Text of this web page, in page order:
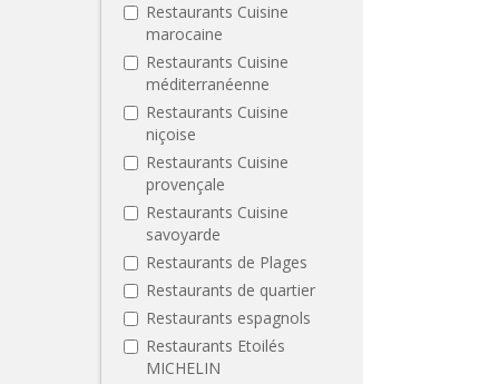
Restaurants Cuisine
marocaine
Restaurants Cuisine
méditerranéenne
Restaurants Cuisine
niçoise
Restaurants Cuisine
provençale
Restaurants Cuisine
savoyarde
Restaurants de Plages
Restaurants de quartier
Restaurants espagnols
Restaurants Etoilés
MICHELIN